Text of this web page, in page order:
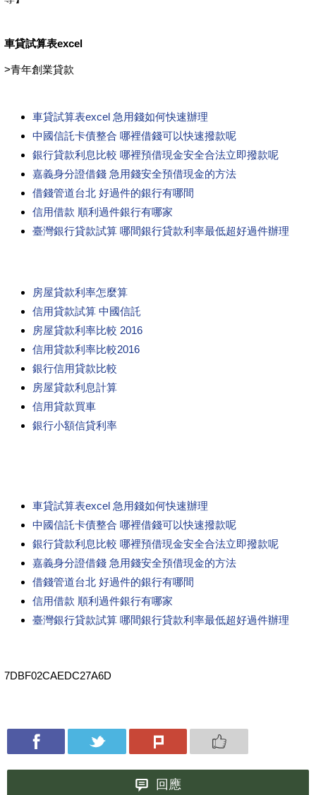
車貸試算表excel
>青年創業貸款
車貸試算表excel 急用錢如何快速辦理
中國信託卡債整合 哪裡借錢可以快速撥款呢
銀行貸款利息比較 哪裡預借現金安全合法立即撥款呢
嘉義身分證借錢 急用錢安全預借現金的方法
借錢管道台北 好過件的銀行有哪間
信用借款 順利過件銀行有哪家
臺灣銀行貸款試算 哪間銀行貸款利率最低超好過件辦理
房屋貸款利率怎麼算
信用貸款試算 中國信託
房屋貸款利率比較 2016
信用貸款利率比較2016
銀行信用貸款比較
房屋貸款利息計算
信用貸款買車
銀行小額信貸利率
車貸試算表excel 急用錢如何快速辦理
中國信託卡債整合 哪裡借錢可以快速撥款呢
銀行貸款利息比較 哪裡預借現金安全合法立即撥款呢
嘉義身分證借錢 急用錢安全預借現金的方法
借錢管道台北 好過件的銀行有哪間
信用借款 順利過件銀行有哪家
臺灣銀行貸款試算 哪間銀行貸款利率最低超好過件辦理
7DBF02CAEDC27A6D
回應